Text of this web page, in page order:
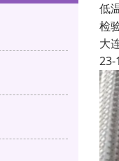
低
检
大
23-